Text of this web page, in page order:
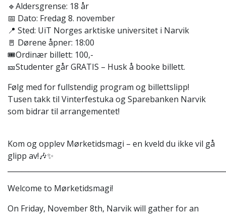
🔹Aldersgrense: 18 år
📅 Dato: Fredag 8. november
📍 Sted: UiT Norges arktiske universitet i Narvik
🚪 Dørene åpner: 18:00
🎟️Ordinær billett: 100,-
🎫Studenter går GRATIS – Husk å booke billett.
Følg med for fullstendig program og billettslipp!
Tusen takk til Vinterfestuka og Sparebanken Narvik
som bidrar til arrangementet!
Kom og opplev Mørketidsmagi – en kveld du ikke vil gå
glipp av!🎶✨
Welcome to Mørketidsmagi!
On Friday, November 8th, Narvik will gather for an